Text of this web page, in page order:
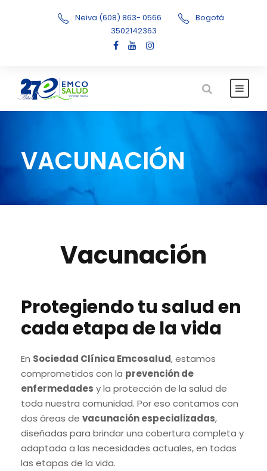
Neiva (608) 863- 0566
Bogotá
3502142363
VACUNACIÓN
Vacunación
Protegiendo tu salud en
cada etapa de la vida
En Sociedad Clínica Emcosalud, estamos
comprometidos con la prevención de
enfermedades y la protección de la salud de
toda nuestra comunidad. Por eso contamos con
dos áreas de vacunación especializadas,
diseñadas para brindar una cobertura completa y
adaptada a las necesidades actuales, en todas
las etapas de la vida.